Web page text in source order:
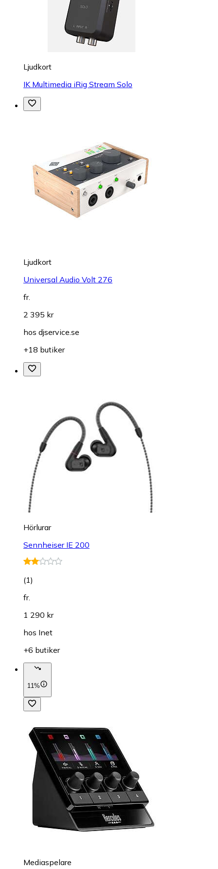
Ljudkort
IK Multimedia iRig Stream Solo
Ljudkort
Universal Audio Volt 276
fr.
2 395 kr
hos djservice.se
+18 butiker
Hörlurar
Sennheiser IE 200
(1)
fr.
1 290 kr
hos Inet
+6 butiker
11%
Mediaspelare